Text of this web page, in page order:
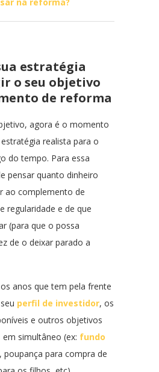
estratégia
o seu objetivo
de reforma
agora é o momento
realista para o
do tempo. Para essa
pensar quanto dinheiro
ao complemento de
regularidade e de que
(para que o possa
de o deixar parado a
anos que tem pela frente
perfil de investidor, os
e outros objetivos
simultâneo (ex: fundo
, poupança para compra de